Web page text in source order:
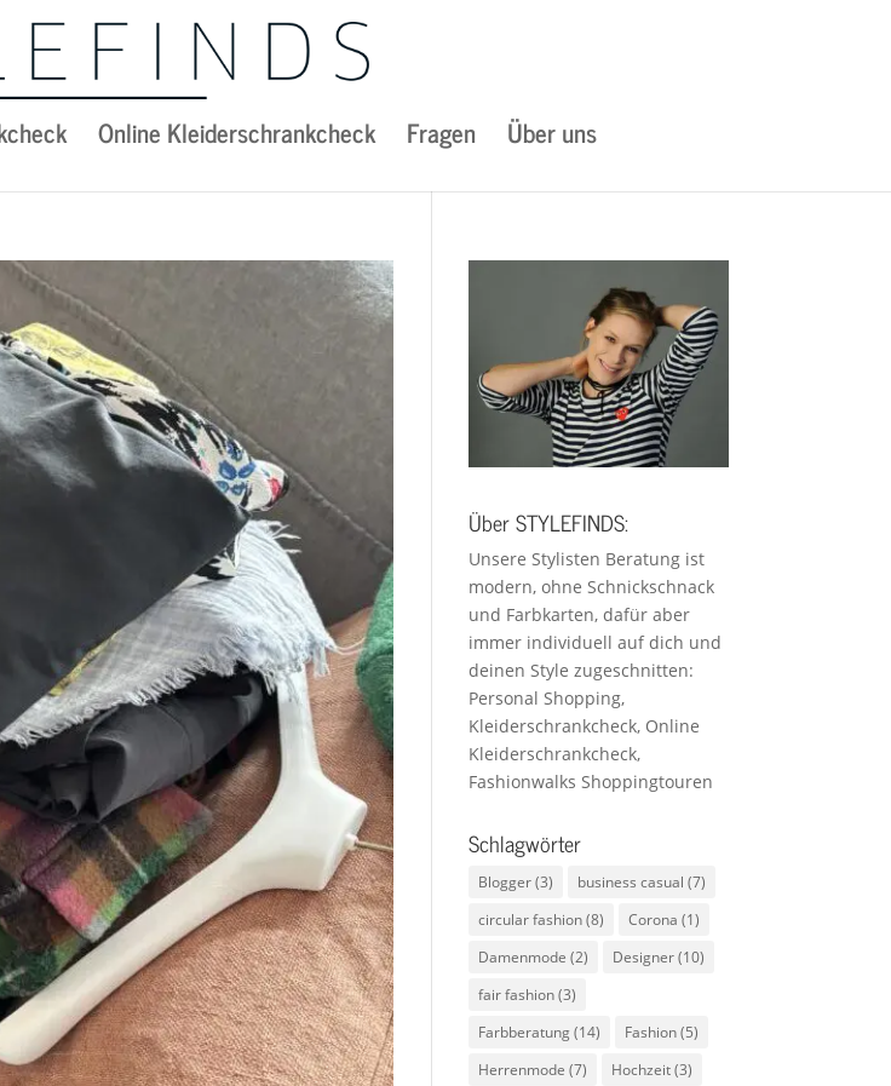
Online Kleiderschrankcheck Fragen Über uns
Über STYLEFINDS:
Unsere Stylisten Beratung ist
modern, ohne Schnickschnack
und Farbkarten, dafür aber
immer individuell auf dich und
deinen Style zugeschnitten:
Personal Shopping,
Kleiderschrankcheck, Online
Kleiderschrankcheck,
Fashionwalks Shoppingtouren
Schlagwörter
Blogger(3) business casual (7)
circular fashion(8) Corona (1)
Damenmode (2) Designer(10)
fair fashion(3)
Farbberatung(14) Fashion(5)
Herrenmode (7) Hochzeit(3)